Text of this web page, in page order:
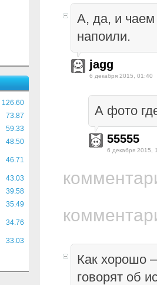
126.60
73.87
59.33
48.50
46.71
43.03
39.58
35.49
34.76
33.03
А, да, и
напоили.
jagg
6 декабря 2015, 01:40
А фото
55555
6 декабря 2015,
Как хорошо
говорят об